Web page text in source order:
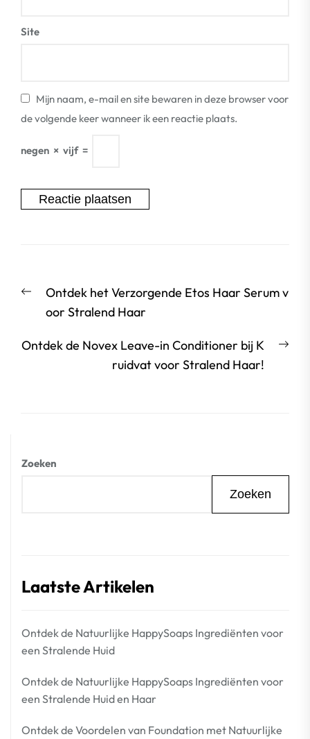
Site
Mijn naam, e-mail en site bewaren in deze browser voor
de volgende keer wanneer ik een reactie plaats.
negen × vijf =
Vorige
bericht:
Ontdek het Verzorgende Etos Haar Serum v
oor Stralend Haar
Ontdek de Novex Leave-in Conditioner bij K
ruidvat voor Stralend Haar!
Zoeken
Zoeken
Laatste Artikelen
Ontdek de Natuurlijke HappySoaps Ingrediënten voor
een Stralende Huid
Ontdek de Natuurlijke HappySoaps Ingrediënten voor
een Stralende Huid en Haar
Ontdek de Voordelen van Foundation met Natuurlijke